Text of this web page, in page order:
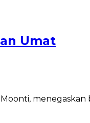
Umat
menegaskan